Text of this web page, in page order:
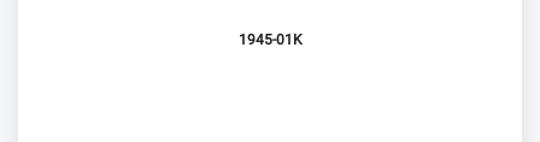
1945-01K